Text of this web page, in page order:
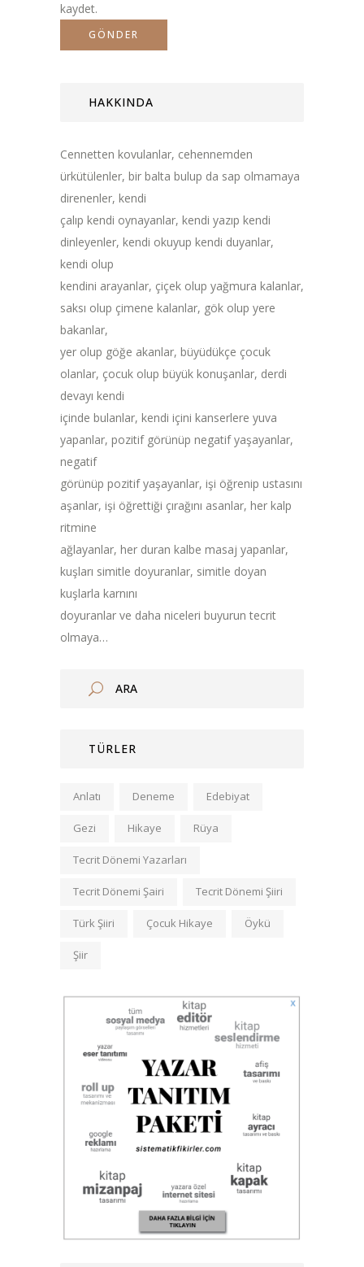
kaydet.
HAKKINDA
Cennetten kovulanlar, cehennemden
ürkütülenler, bir balta bulup da sap olmamaya
direnenler, kendi
çalıp kendi oynayanlar, kendi yazıp kendi
dinleyenler, kendi okuyup kendi duyanlar,
kendi olup
kendini arayanlar, çiçek olup yağmura kalanlar,
saksı olup çimene kalanlar, gök olup yere
bakanlar,
yer olup göğe akanlar, büyüdükçe çocuk
olanlar, çocuk olup büyük konuşanlar, derdi
devayı kendi
içinde bulanlar, kendi içini kanserlere yuva
yapanlar, pozitif görünüp negatif yaşayanlar,
negatif
görünüp pozitif yaşayanlar, işi öğrenip ustasını
aşanlar, işi öğrettiği çırağını asanlar, her kalp
ritmine
ağlayanlar, her duran kalbe masaj yapanlar,
kuşları simitle doyuranlar, simitle doyan
kuşlarla karnını
doyuranlar ve daha niceleri buyurun tecrit
olmaya…
TÜRLER
Anlatı Deneme Edebiyat
Gezi Hikaye Rüya
Tecrit Dönemi Yazarları
Tecrit Dönemi Şairi Tecrit Dönemi Şiiri
Türk Şiiri Çocuk Hikaye Öykü
Şiir